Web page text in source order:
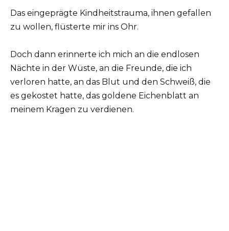
Das eingeprägte Kindheitstrauma, ihnen gefallen
zu wollen, flüsterte mir ins Ohr.
Doch dann erinnerte ich mich an die endlosen
Nächte in der Wüste, an die Freunde, die ich
verloren hatte, an das Blut und den Schweiß, die
es gekostet hatte, das goldene Eichenblatt an
meinem Kragen zu verdienen.